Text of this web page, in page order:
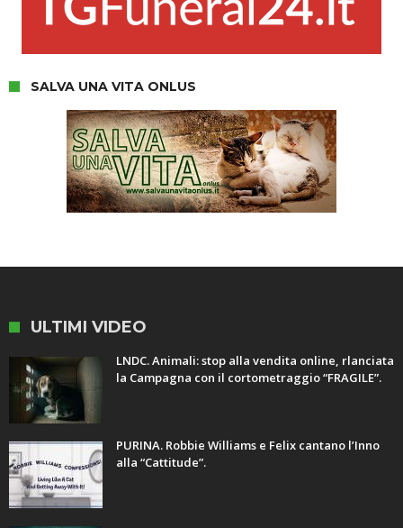
SALVA UNA VITA ONLUS
ULTIMI VIDEO
LNDC. Animali: stop alla vendita online, rlanciata
la Campagna con il cortometraggio “FRAGILE”.
PURINA. Robbie Williams e Felix cantano l’Inno
alla “Cattitude”.